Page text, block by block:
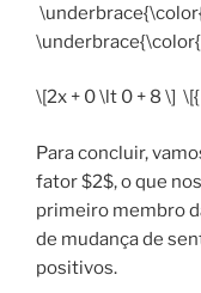
\[2x + 0 \lt 0 + 8 \]
Para concluir,
fator $2$, o que
primeiro membro
de mudança de
positivos.